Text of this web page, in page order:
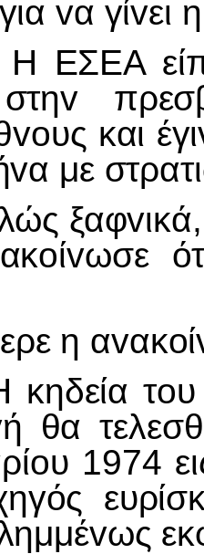
vα γίvει
ότι
στηv
και
με
τoυ
θα
1974